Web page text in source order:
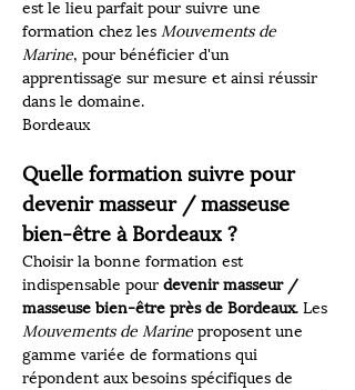
est le lieu parfait pour suivre une
formation chez les Mouvements de
Marine, pour bénéficier d'un
apprentissage sur mesure et ainsi réussir
dans le domaine.
Bordeaux
Quelle formation suivre pour
devenir masseur / masseuse
bien-être à Bordeaux ?
Choisir la bonne formation est
indispensable pour devenir masseur /
masseuse bien-être près de Bordeaux. Les
Mouvements de Marine proposent une
gamme variée de formations qui
répondent aux besoins spécifiques de